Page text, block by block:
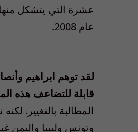
عشرة التي يتشكل منها
عام 2008.
قابلة للتضاعف هذه
المطالبة بالتغيير.
وتونس وليبيا واليمن